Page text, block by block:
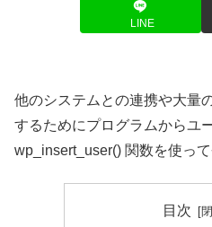
LINE
他のシステムとの連携や大量
するためにプログラムからユ
wp_insert_user() 関数を使って
目次